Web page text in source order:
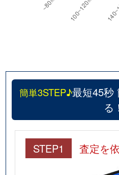
簡単3STEP♪最短45秒
る！
STEP1 査定を